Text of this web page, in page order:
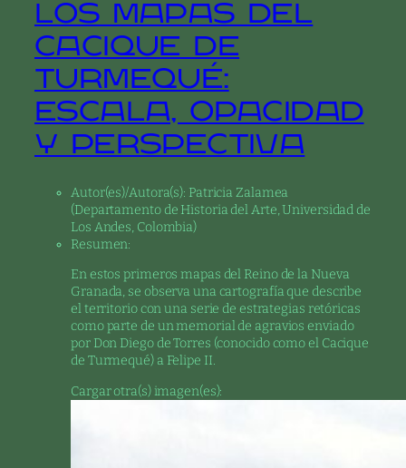
Los mapas del
Cacique de
Turmequé:
escala, opacidad
y perspectiva
Autor(es)/Autora(s): Patricia Zalamea
(Departamento de Historia del Arte, Universidad de
Los Andes, Colombia)
Resumen:
En estos primeros mapas del Reino de la Nueva
Granada, se observa una cartografía que describe
el territorio con una serie de estrategias retóricas
como parte de un memorial de agravios enviado
por Don Diego de Torres (conocido como el Cacique
de Turmequé) a Felipe II.
Cargar otra(s) imagen(es):